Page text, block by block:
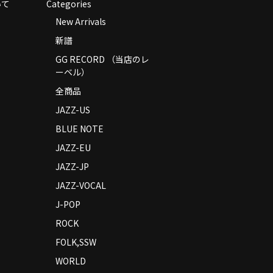
Categories
New Arrivals
新譜
GG RECORD （当店のレ
ーベル）
全商品
JAZZ-US
BLUE NOTE
JAZZ-EU
JAZZ-JP
JAZZ-VOCAL
J-POP
ROCK
FOLK,SSW
WORLD